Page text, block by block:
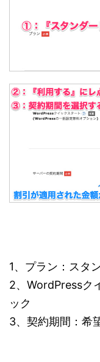
1、プラン：スタ
2、WordPressク
ック
3、契約期間：希